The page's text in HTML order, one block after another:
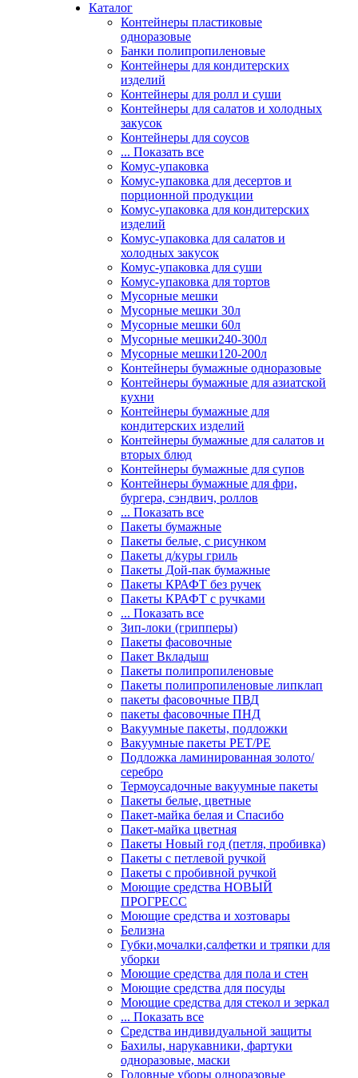
Каталог
Контейнеры пластиковые
одноразовые
Банки полипропиленовые
Контейнеры для кондитерских
изделий
Контейнеры для ролл и суши
Контейнеры для салатов и холодных
закусок
Контейнеры для соусов
... Показать все
Комус-упаковка
Комус-упаковка для десертов и
порционной продукции
Комус-упаковка для кондитерских
изделий
Комус-упаковка для салатов и
холодных закусок
Комус-упаковка для суши
Комус-упаковка для тортов
Мусорные мешки
Мусорные мешки 30л
Мусорные мешки 60л
Мусорные мешки240-300л
Мусорные мешки120-200л
Контейнеры бумажные одноразовые
Контейнеры бумажные для азиатской
кухни
Контейнеры бумажные для
кондитерских изделий
Контейнеры бумажные для салатов и
вторых блюд
Контейнеры бумажные для супов
Контейнеры бумажные для фри,
бургера, сэндвич, роллов
... Показать все
Пакеты бумажные
Пакеты белые, с рисунком
Пакеты д/куры гриль
Пакеты Дой-пак бумажные
Пакеты КРАФТ без ручек
Пакеты КРАФТ с ручками
... Показать все
Зип-локи (грипперы)
Пакеты фасовочные
Пакет Вкладыш
Пакеты полипропиленовые
Пакеты полипропиленовые липклап
пакеты фасовочные ПВД
пакеты фасовочные ПНД
Вакуумные пакеты, подложки
Вакуумные пакеты РЕТ/РЕ
Подложка ламинированная золото/
серебро
Термоусадочные вакуумные пакеты
Пакеты белые, цветные
Пакет-майка белая и Спасибо
Пакет-майка цветная
Пакеты Новый год (петля, пробивка)
Пакеты с петлевой ручкой
Пакеты с пробивной ручкой
Моющие средства НОВЫЙ
ПРОГРЕСС
Моющие средства и хозтовары
Белизна
Губки,мочалки,салфетки и тряпки для
уборки
Моющие средства для пола и стен
Моющие средства для посуды
Моющие средства для стекол и зеркал
... Показать все
Средства индивидуальной защиты
Бахилы, нарукавники, фартуки
одноразовые, маски
Головные уборы одноразовые